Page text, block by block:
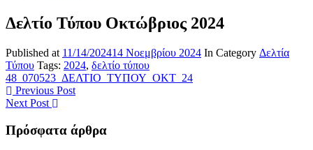
Δελτίο Τύπου Οκτώβριος 2024
Published at 11/14/202414 Νοεμβρίου 2024 In Category Δελτία
Τύπου Tags: 2024, δελτίο τύπου
48_070523_ΔΕΛΤΙΟ_ΤΥΠΟΥ_OKT_24
Previous Post
Next Post
Πρόσφατα άρθρα